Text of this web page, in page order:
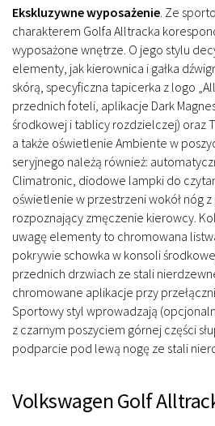
Ekskluzywne wyposażenie Ze
charakterem Golfa Alltracka
wyposażone wnętrze. O jego stylu
elementy, jak kierownica i gałka
skórą, specyficzna tapicerka z logo
przednich foteli, aplikacje Dark
środkowej i tablicy rozdzielczej) oraz
a także oświetlenie Ambiente w
seryjnego należą również:
Climatronic, diodowe lampki do
oświetlenie w przestrzeni wokół nóg
rozpoznający zmęczenie kierowcy.
uwagę elementy to chromowana
pokrywie schowka w konsoli
przednich drzwiach ze stali
chromowane aplikacje przy
Sportowy styl wprowadzają
z czarnym poszyciem górnej części
podparcie pod lewą nogę ze stali
Volkswagen Golf